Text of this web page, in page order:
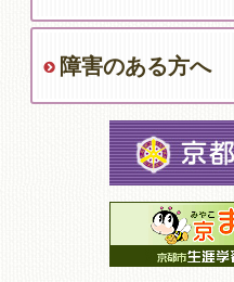
障害のある方へ